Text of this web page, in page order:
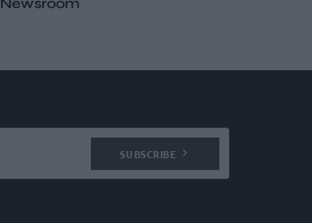
SUBSCRIBE